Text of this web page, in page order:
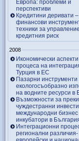
Европа: проблеми и
перспективи
Кредитини деривати
финансови
техники за
кредитния риск
2008
Икономически
процеса на
Турция в ЕС
Пазарни инструменти
екологосъобразно
на водните ресурси в
Възможности за преки
чуждестранни
международни бизнес
инкубатори в
Интеграционни
регионални различия-